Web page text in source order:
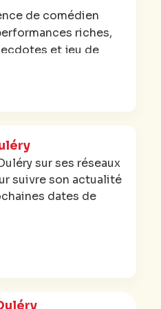
de comédien
riches,
et jeu de
d’acteur et la mise en
sur ses réseaux
suivre son actualité
dates de